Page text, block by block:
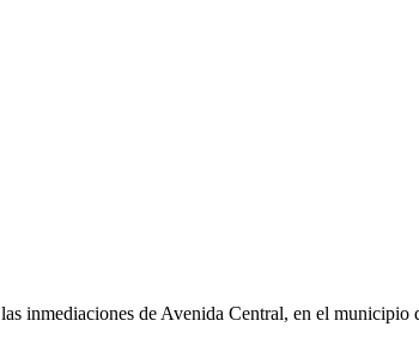
inmediaciones de Avenida Central, en el